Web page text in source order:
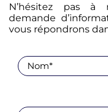
N’hésitez pas à
demande
vous répondrons